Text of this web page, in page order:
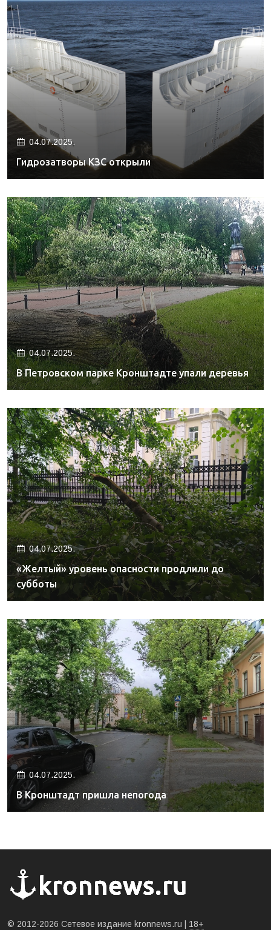
04.07.2025.
Гидрозатворы КЗС открыли
04.07.2025.
В Петровском парке Кронштадте упали деревья
04.07.2025.
«Желтый» уровень опасности продлили до
субботы
04.07.2025.
В Кронштадт пришла непогода
© 2012-2026 Сетевое издание kronnews.ru | 18+